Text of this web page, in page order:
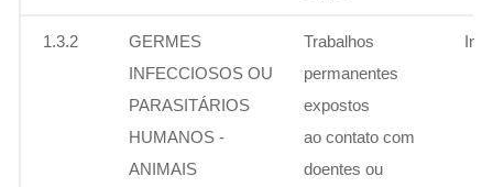
1.3.2
GERMES
INFECCIOSOS OU
PARASITÁRIOS
HUMANOS -
ANIMAIS
Trabalhos
permanentes
expostos
ao contato com
doentes ou